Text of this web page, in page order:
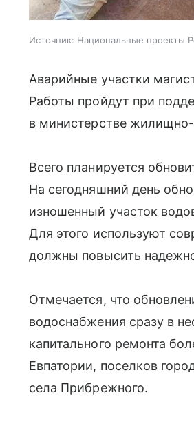
Источник: Национальные проекты
Аварийные участки
Работы пройдут при
в министерстве
Всего планируется
На сегодняшний день
изношенный участок
Для этого используют
должны повысить
Отмечается, что
водоснабжения сразу в
капитального ремонта
Евпатории, поселков
села Прибрежного.